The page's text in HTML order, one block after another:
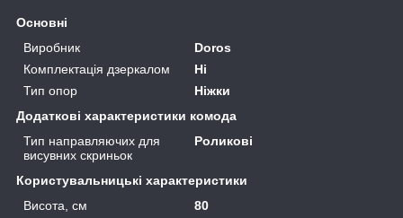
Основні
Виробник
Doros
Комплектація дзеркалом
Ні
Тип опор
Ніжки
Додаткові характеристики комода
Тип направляючих для
висувних скриньок
Роликові
Користувальницькі характеристики
Висота, см
80